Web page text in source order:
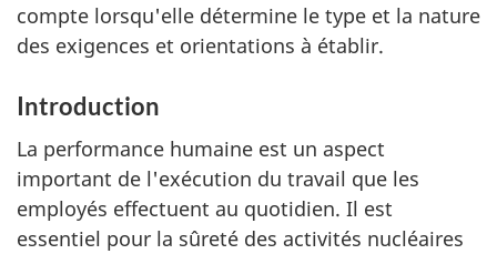
compte lorsqu'elle détermine le type et la nature
des exigences et orientations à établir.
Introduction
La performance humaine est un aspect
important de l'exécution du travail que les
employés effectuent au quotidien. Il est
essentiel pour la sûreté des activités nucléaires